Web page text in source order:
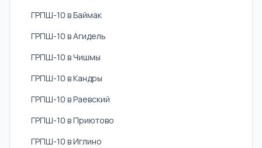
ГРПШ-10 в Баймак
ГРПШ-10 в Агидель
ГРПШ-10 в Чишмы
ГРПШ-10 в Кандры
ГРПШ-10 в Раевский
ГРПШ-10 в Приютово
ГРПШ-10 в Иглино